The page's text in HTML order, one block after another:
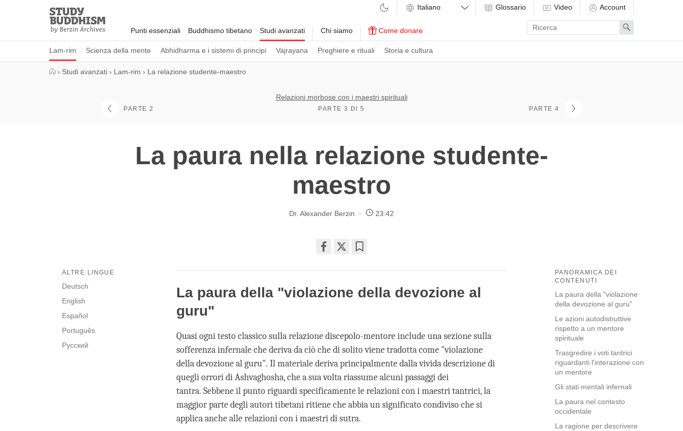
Study
Buddhism
Home
Punti essenziali Buddhismo tibetano Studi avanzati
Lam-rim Scienza della mente Abhidharma e i sistemi di principi Vajrayana Preghiere e rituali Storia e cultura
Chi siamo Come donare
Glossario Video Account
Enter
search
term
Search
› Studi avanzati › Lam-rim › La relazione studente-maestro
PARTE 2
Relazioni morbose con i maestri spirituali
PARTE 3 DI 5 PARTE 4
La paura nella relazione studente-
maestro
Dr. Alexander Berzin 23:42
on
facebook
PANORAMICA DEI
CONTENUTI
La paura della "violazione
della devozione al guru"
Le azioni autodistruttive
rispetto a un mentore
spirituale
Trasgredire i voti tantrici
riguardanti l'interazione con
un mentore
Gli stati mentali infernali
La paura nel contesto
occidentale
La ragione per descrivere
ALTRE LINGUE
Deutsch
English
Español
Português
Русский
La paura della "violazione della devozione al
guru"
Quasi ogni testo classico sulla relazione discepolo-mentore include una sezione sulla
sofferenza infernale che deriva da ciò che di solito viene tradotta come "violazione
della devozione al guru". Il materiale deriva principalmente dalla vivida descrizione di
quegli orrori di Ashvaghosha, che a sua volta riassume alcuni passaggi dei
tantra. Sebbene il punto riguardi specificamente le relazioni con i maestri tantrici, la
maggior parte degli autori tibetani ritiene che abbia un significato condiviso che si
applica anche alle relazioni con i maestri di sutra.